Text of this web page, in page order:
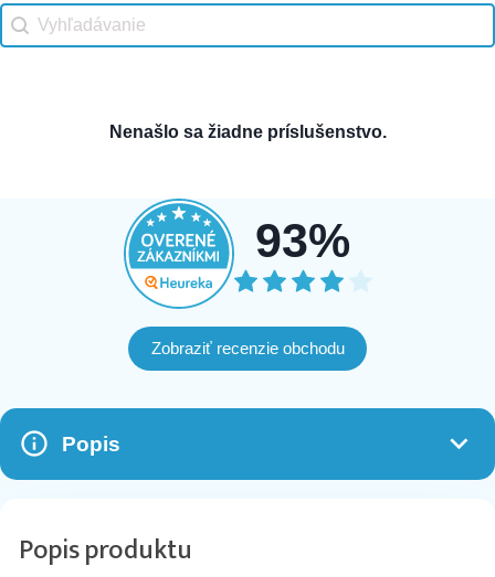
Vhodné príslušenstvo search
Search content
Nenašlo sa žiadne príslušenstvo.
93%
Zobraziť recenzie obchodu
Popis
Popis produktu